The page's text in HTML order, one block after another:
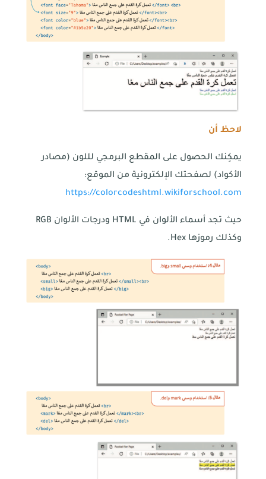
لاحظ أن
يمكِنك الحصول على المقطع البرمجي لللون (مصادر
الأكواد) لصفحتك الإلكترونية من الموقع:
https://colorcodeshtml.wikiforschool.com
حيث تجد أسماء الألوان في HTML ودرجات الألوان RGB
وكذلك رموزها Hex.